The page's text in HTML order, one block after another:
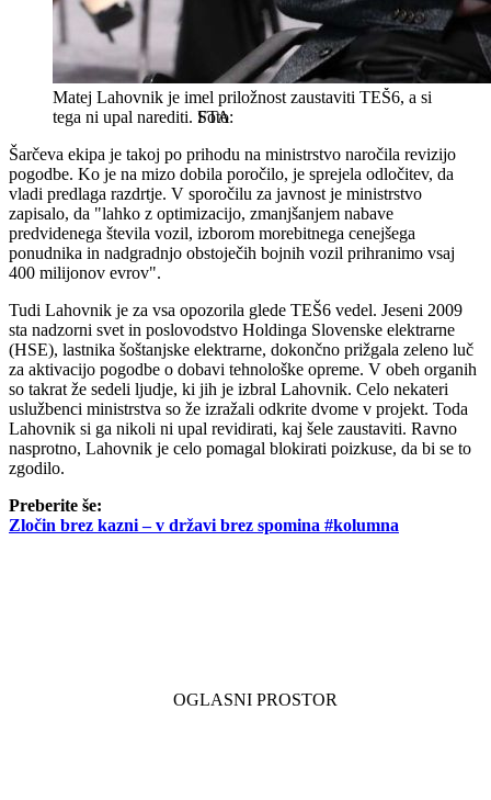
Matej Lahovnik je imel priložnost zaustaviti TEŠ6, a si
tega ni upal narediti. STA
Šarčeva ekipa je takoj po prihodu na ministrstvo naročila revizijo
pogodbe. Ko je na mizo dobila poročilo, je sprejela odločitev, da
vladi predlaga razdrtje. V sporočilu za javnost je ministrstvo
zapisalo, da "lahko z optimizacijo, zmanjšanjem nabave
predvidenega števila vozil, izborom morebitnega cenejšega
ponudnika in nadgradnjo obstoječih bojnih vozil prihranimo vsaj
400 milijonov evrov".
Tudi Lahovnik je za vsa opozorila glede TEŠ6 vedel. Jeseni 2009
sta nadzorni svet in poslovodstvo Holdinga Slovenske elektrarne
(HSE), lastnika šoštanjske elektrarne, dokončno prižgala zeleno luč
za aktivacijo pogodbe o dobavi tehnološke opreme. V obeh organih
so takrat že sedeli ljudje, ki jih je izbral Lahovnik. Celo nekateri
uslužbenci ministrstva so že izražali odkrite dvome v projekt. Toda
Lahovnik si ga nikoli ni upal revidirati, kaj šele zaustaviti. Ravno
nasprotno, Lahovnik je celo pomagal blokirati poizkuse, da bi se to
zgodilo.
Preberite še:
Zločin brez kazni – v državi brez spomina #kolumna